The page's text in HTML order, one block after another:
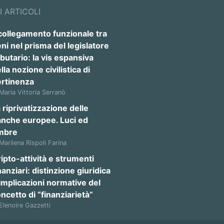
ARTICOLI
funzionale tra
nel prisma del legislatore
la vis espansiva
nozione civilistica di
Vittoria Serranò
riprivatizzazione delle
europee. Luci ed
Rispoli Farina
attività e strumenti
distinzione giuridica
normative del
di “finanziarietà”
Gazzetti